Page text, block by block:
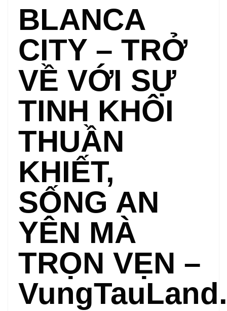
BLANCA
CITY – TRỞ
VỀ VỚI SỰ
TINH KHÔI
THUẦN
KHIẾT,
SỐNG AN
YÊN MÀ
TRỌN VẸN –